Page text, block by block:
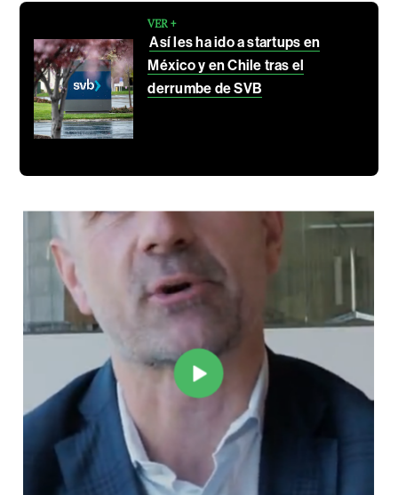
VER +
Así les ha ido a startups en
México y en Chile tras el
derrumbe de SVB